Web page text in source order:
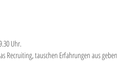
Uhr.
Recruiting, tauschen Erfahrungen aus